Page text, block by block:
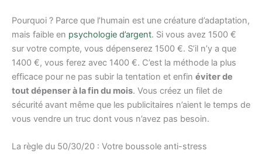
Pourquoi ? Parce que l’humain est une créature d’adaptation,
mais faible en psychologie d’argent. Si vous avez 1500 €
sur votre compte, vous dépenserez 1500 €. S’il n’y a que
1400 €, vous ferez avec 1400 €. C’est la méthode la plus
efficace pour ne pas subir la tentation et enfin éviter de
tout dépenser à la fin du mois. Vous créez un filet de
sécurité avant même que les publicitaires n’aient le temps de
vous vendre un truc dont vous n’avez pas besoin.
La règle du 50/30/20 : Votre boussole anti-stress